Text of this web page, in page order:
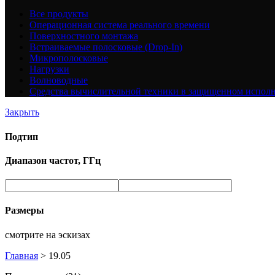
Все продукты
Операционная система реального времени
Поверхностного монтажа
Встраиваемые полосковые (Drop-In)
Микрополосковые
Нагрузки
Волноводные
Средства вычислительной техники в защищенном
Закрыть
Подтип
Диапазон частот, ГГц
Размеры
смотрите на эскизах
Главная > 19.05